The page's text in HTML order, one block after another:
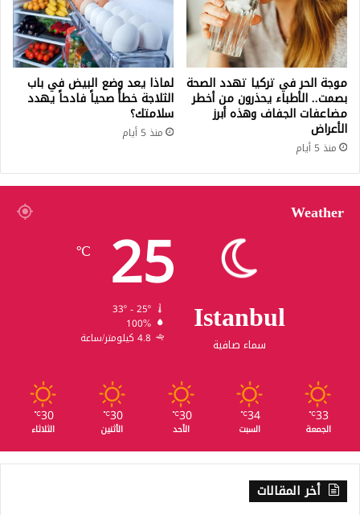
موجة الحر في تركيا تهدد الصحة
بصمت.. الأطباء يحذرون من أخطر
مضاعفات الجفاف وهذه أبرز
الأعراض
منذ 5 أيام
لماذا يعد وضع البيض في باب
الثلاجة خطأً صحياً فادحاً يهدد
سلامتك؟
منذ 5 أيام
Weather
Istanbul
سماء صافية
25
℃
33º - 25º
100%
4.8 كيلومتر/ساعة
33
℃
الجمعة
34
℃
السبت
30
℃
الأحد
30
℃
الأثنين
30
℃
الثلاثاء
أخر المقالات